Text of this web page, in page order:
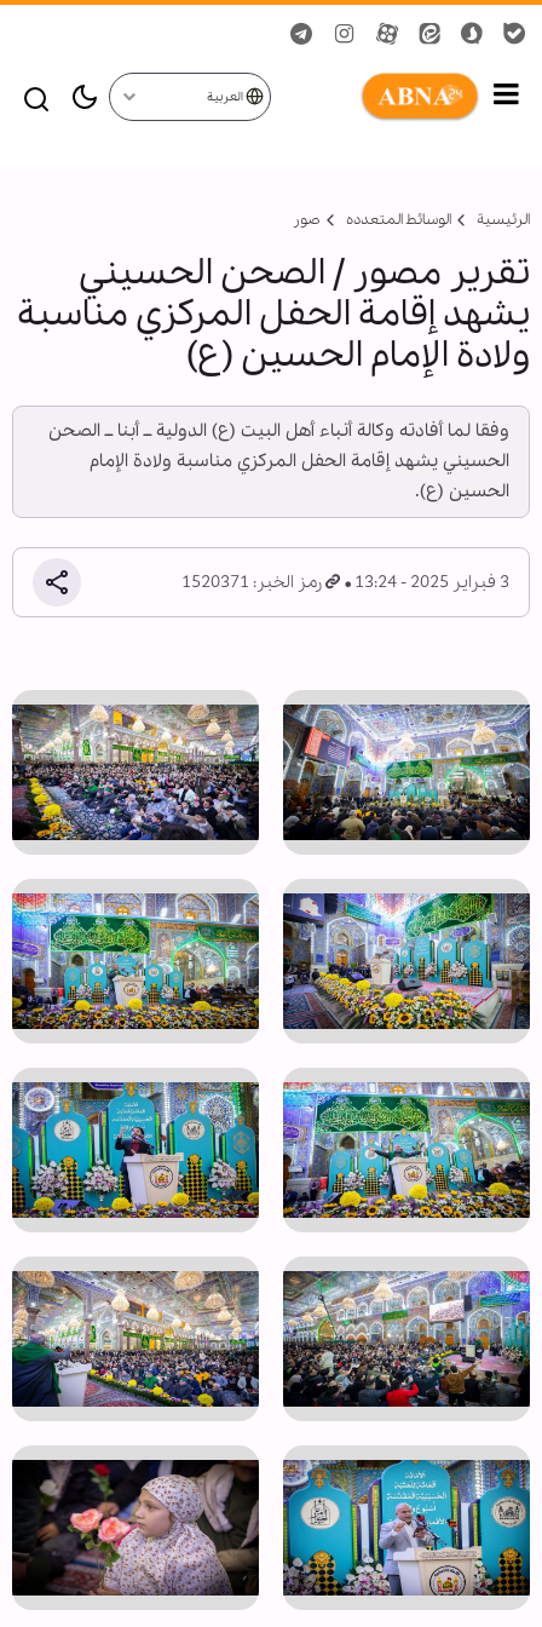
العربية
الرئيسية الوسائط المتعدده صور
تقرير مصور / الصحن الحسيني
يشهد إقامة الحفل المركزي مناسبة
ولادة الإمام الحسين (ع)
وفقا لما أفادته وكالة أنباء أهل البيت (ع) الدولية ــ أبنا ــ الصحن
الحسيني يشهد إقامة الحفل المركزي مناسبة ولادة الإمام
الحسين (ع).
3 فبراير 2025 - 13:24 رمز الخبر: 1520371